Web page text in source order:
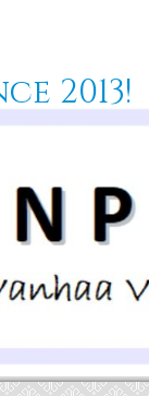
2013!